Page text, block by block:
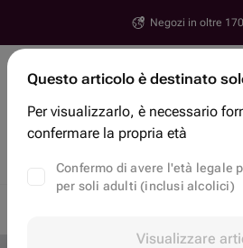
Negozi in oltre
Via, numero civico, città
Ricerca articoli e negozi
Di tendenza Fiori Torte di
Questo articolo è destinato
Per visualizzarlo, è necessario
confermare la propria età
Confermo di avere l'età legale
per soli adulti (inclusi alcolici)
Visualizzare